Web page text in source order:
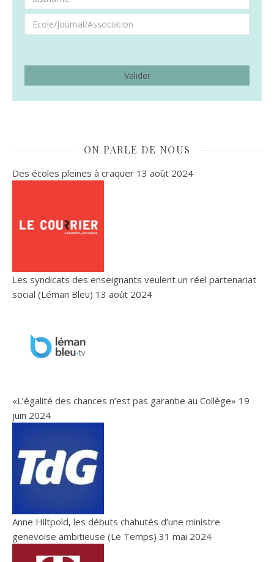
ON PARLE DE NOUS
Des écoles pleines à craquer 13 août 2024
Les syndicats des enseignants veulent un réel partenariat
social (Léman Bleu) 13 août 2024
«L’égalité des chances n’est pas garantie au Collège» 19
juin 2024
Anne Hiltpold, les débuts chahutés d’une ministre
genevoise ambitieuse (Le Temps) 31 mai 2024